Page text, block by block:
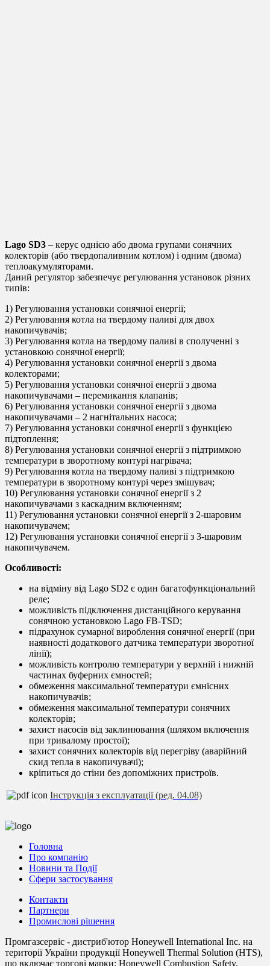
Lago SD3 – керує однією або двома групами сонячних
колекторів (або твердопаливним котлом) і одним (двома)
теплоакумуляторами.
Даний регулятор забезпечує регулювання установок різних
типів:
1) Регулювання установки сонячної енергії;
2) Регулювання котла на твердому паливі для двох
накопичувачів;
3) Регулювання котла на твердому паливі в сполученні з
установкою сонячної енергії;
4) Регулювання установки сонячної енергії з двома
колекторами;
5) Регулювання установки сонячної енергії з двома
накопичувачами – перемикання клапанів;
6) Регулювання установки сонячної енергії з двома
накопичувачами – 2 нагнітальних насоса;
7) Регулювання установки сонячної енергії з функцією
підтоплення;
8) Регулювання установки сонячної енергії з підтримкою
температури в зворотному контурі нагрівача;
9) Регулювання котла на твердому паливі з підтримкою
температури в зворотному контурі через змішувач;
10) Регулювання установки сонячної енергії з 2
накопичувачами з каскадним включенням;
11) Регулювання установки сонячної енергії з 2-шаровим
накопичувачем;
12) Регулювання установки сонячної енергії з 3-шаровим
накопичувачем.
Особливості:
на відміну від Lago SD2 є один багатофункціональний
реле;
можливість підключення дистанційного керування
сонячною установкою Lago FB-TSD;
підрахунок сумарної вироблення сонячної енергії (при
наявності додаткового датчика температури зворотної
лінії);
можливість контролю температури у верхній і нижній
частинах буферних ємностей;
обмеження максимальної температури ємнісних
накопичувачів;
обмеження максимальної температури сонячних
колекторів;
захист насосів від заклинювання (шляхом включення
при тривалому простої);
захист сонячних колекторів від перегріву (аварійний
скид тепла в накопичувачі);
кріпиться до стіни без допоміжних пристроїв.
Інструкція з експлуатації (ред. 04.08)
Головна
Про компанію
Новини та Події
Сфери застосування
Контакти
Партнери
Промислові рішення
Промгазсервіс - дистриб'ютор Honeywell International Inc. на
території України продукції Honeywell Thermal Solution (HTS),
що включає торгові марки: Honeywell Combustion Safety,